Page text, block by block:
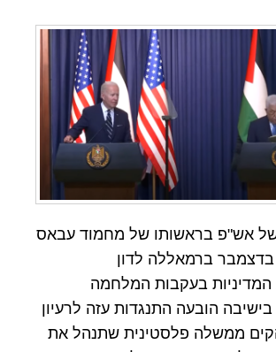
של אש"פ בראשותו של מחמוד עבאס
התכנס ב-25 בדצמבר ברמאללה לדון
המדיניות בעקבות המלחמה
הובעה התנגדות עזה לרעיון
ממשלה פלסטינית שתנהל את